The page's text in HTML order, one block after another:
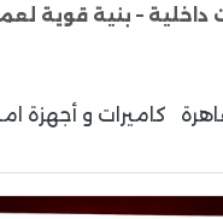
– بنية قوية
كاميرات و أجهزة